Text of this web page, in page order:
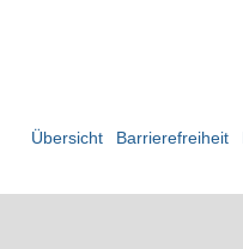
Übersicht Barrierefreiheit